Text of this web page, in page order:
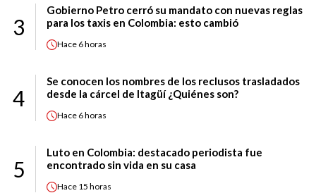
3
Gobierno Petro cerró su mandato con nuevas reglas
para los taxis en Colombia: esto cambió
Hace 6 horas
4
Se conocen los nombres de los reclusos trasladados
desde la cárcel de Itagüí ¿Quiénes son?
Hace 6 horas
5
Luto en Colombia: destacado periodista fue
encontrado sin vida en su casa
Hace 15 horas